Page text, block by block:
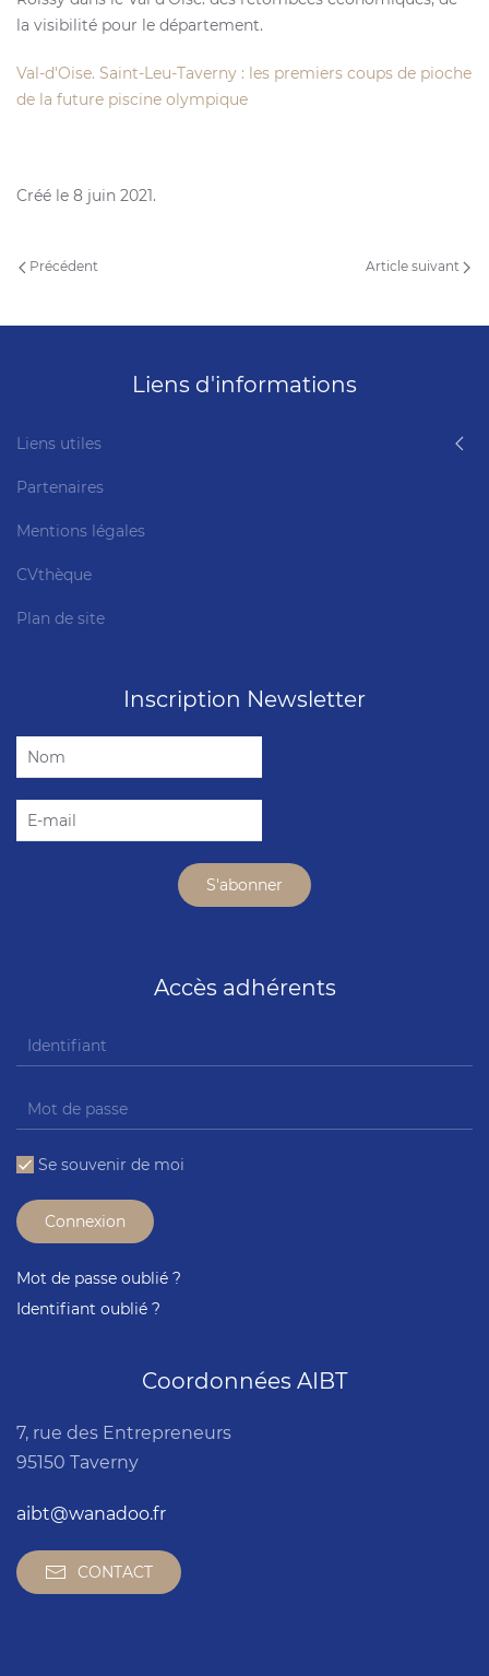
la visibilité pour le département.
Val-d'Oise. Saint-Leu-Taverny : les premiers coups de pioche
de la future piscine olympique
Créé le 8 juin 2021.
Précédent Article suivant
Liens d'informations
Liens utiles
Partenaires
Mentions légales
CVthèque
Plan de site
Inscription Newsletter
Accès adhérents
Se souvenir de moi
Connexion
Mot de passe oublié ?
Identifiant oublié ?
Coordonnées AIBT
7, rue des Entrepreneurs
95150 Taverny
aibt@wanadoo.fr
CONTACT